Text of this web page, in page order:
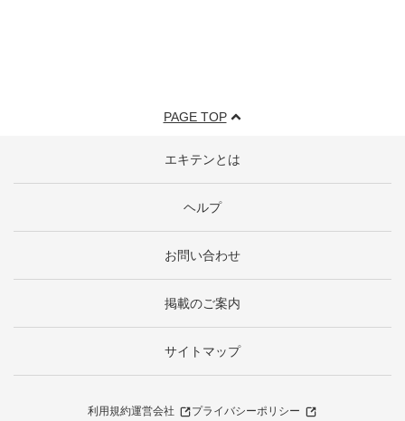
PAGE TOP
エキテンとは
ヘルプ
お問い合わせ
掲載のご案内
サイトマップ
利用規約運営会社
プライバシーポリシー